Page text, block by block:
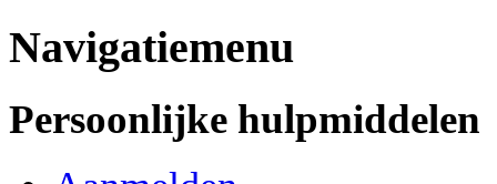
Navigatiemenu
Persoonlijke hulpmiddelen